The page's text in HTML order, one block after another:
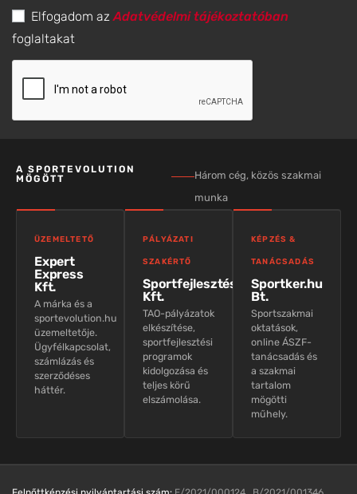
Elfogadom azAdatvédelmi tájékoztatóban
foglaltakat
A SPORTEVOLUTION
MÖGÖTT
Három cég, közös szakmai
munka
ÜZEMELTETŐ
Expert
Express
Kft.
A márka és a
sportevolution.hu
üzemeltetője.
Ügyfélkapcsolat,
számlázás és
szerződéses
háttér.
PÁLYÁZATI
SZAKÉRTŐ
Sportfejlesztés
Kft.
TAO-pályázatok
elkészítése,
sportfejlesztési
programok
kidolgozása és
teljes körű
elszámolása.
KÉPZÉS &
TANÁCSADÁS
Sportker.hu
Bt.
Sportszakmai
oktatások,
online ÁSZF-
tanácsadás és
a szakmai
tartalom
mögötti
műhely.